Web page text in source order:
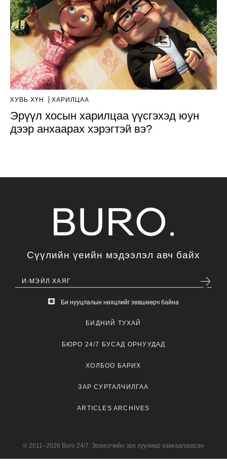
ХУВЬ ХҮН ХАРИЛЦАА
Эрүүл хосын харилцаа үүсгэхэд юун
дээр анхаарах хэрэгтэй вэ?
Сүүлийн үеийн мэдээлэл авч байх
Би нууцлалын нөхцлийг зөвшөөрч байна
БИДНИЙ ТУХАЙ
БЮРО 24/7 БУСАД ОРНУУДАД
ХОЛБОО БАРИХ
ЗАР СУРТАЛЧИЛГАА
ARTICLES ARCHIVES
© 2011–2026 Buro 24/7. Зохиогчийн эрх хуулиар хамгаалагдсан